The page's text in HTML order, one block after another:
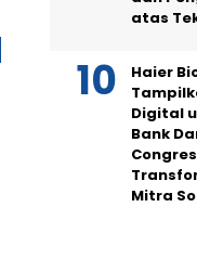
atas
Haier
Digital
Bank
Mitra